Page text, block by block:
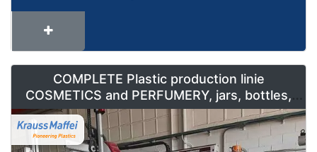
COMPLETE Plastic production linie
COSMETICS and PERFUMERY, jars, bottles,
caps and containers for sale